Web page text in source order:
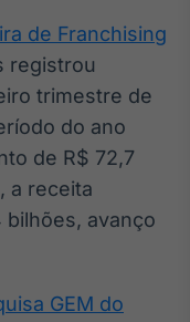
e
e
de
de Franchising
registrou
trimestre de
do ano
de R$ 72,7
a receita
bilhões, avanço
GEM do